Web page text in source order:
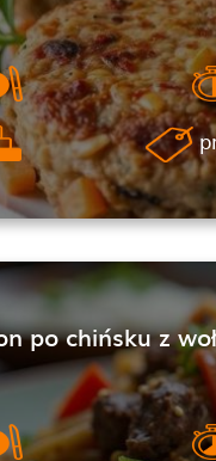
po chińsku z